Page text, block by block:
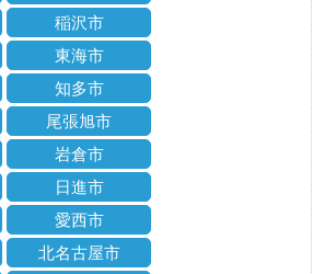
稲沢市
東海市
知多市
尾張旭市
岩倉市
日進市
愛西市
北名古屋市